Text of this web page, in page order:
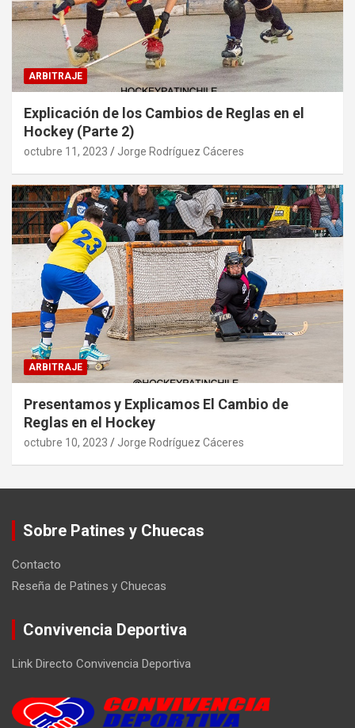
ARBITRAJE
Explicación de los Cambios de Reglas en el
Hockey (Parte 2)
octubre 11, 2023 Jorge Rodríguez Cáceres
ARBITRAJE
Presentamos y Explicamos El Cambio de
Reglas en el Hockey
octubre 10, 2023 Jorge Rodríguez Cáceres
Sobre Patines y Chuecas
Contacto
Reseña de Patines y Chuecas
Convivencia Deportiva
Link Directo Convivencia Deportiva